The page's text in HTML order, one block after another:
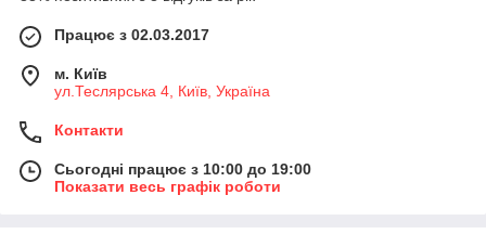
Працює з 02.03.2017
м. Київ
ул.Теслярська 4, Київ, Україна
Контакти
Сьогодні працює з 10:00 до 19:00
Показати весь графік роботи